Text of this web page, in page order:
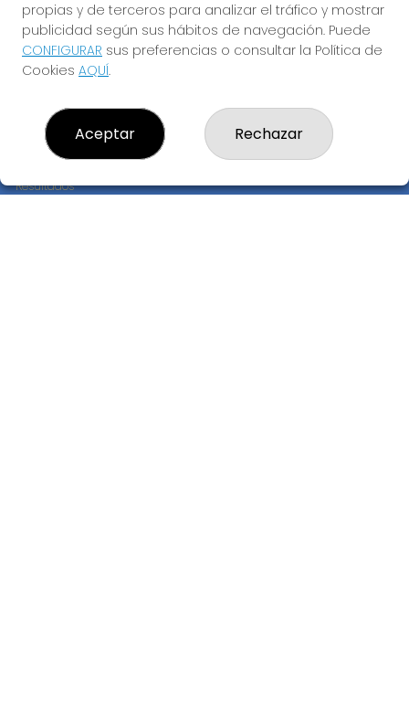
Imagen anterior
ADMINISTRACIÓN EL PELOTAZO
¿Quiénes somos?
Resultados
propias y de terceros para analizar el tráfico y mostrar
publicidad según sus hábitos de navegación. Puede
CONFIGURAR sus preferencias o consultar la Política de
Cookies AQUÍ.
Aceptar Rechazar